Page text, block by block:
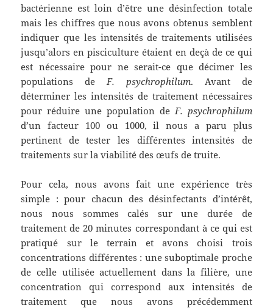
bactérienne est loin d’être une désinfection totale
mais les chiffres que nous avons obtenus semblent
indiquer que les intensités de traitements utilisées
jusqu’alors en pisciculture étaient en deçà de ce qui
est nécessaire pour ne serait-ce que décimer les
populations de F. psychrophilum. Avant de
déterminer les intensités de traitement nécessaires
pour réduire une population de F. psychrophilum
d’un facteur 100 ou 1000, il nous a paru plus
pertinent de tester les différentes intensités de
traitements sur la viabilité des œufs de truite.
Pour cela, nous avons fait une expérience très
simple : pour chacun des désinfectants d’intérêt,
nous nous sommes calés sur une durée de
traitement de 20 minutes correspondant à ce qui est
pratiqué sur le terrain et avons choisi trois
concentrations différentes : une suboptimale proche
de celle utilisée actuellement dans la filière, une
concentration qui correspond aux intensités de
traitement que nous avons précédemment